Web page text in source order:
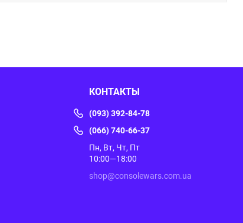
КОНТАКТЫ
(093) 392-84-78
(066) 740-66-37
Пн, Вт, Чт, Пт
10:00—18:00
shop@consolewars.com.ua